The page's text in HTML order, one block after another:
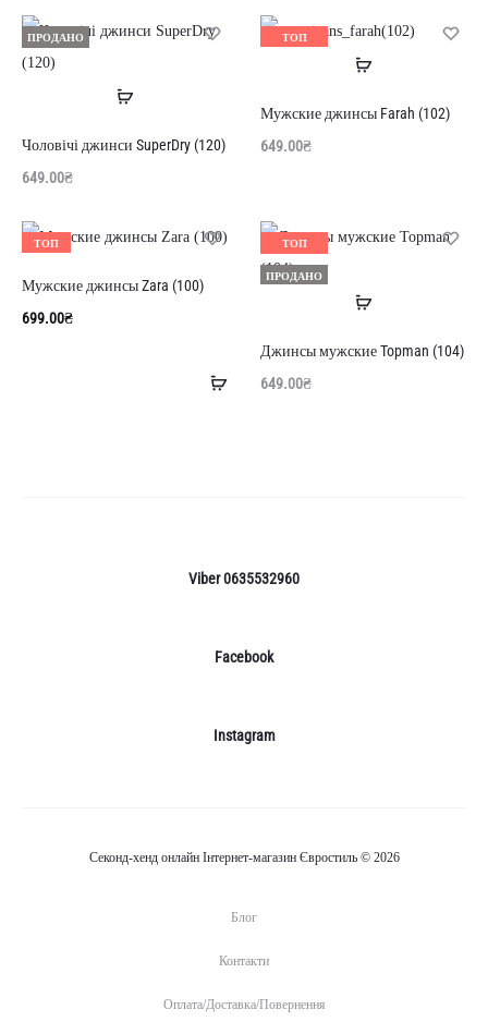
ПРОДАНО
Читати
Чоловічі джинси SuperDry (120)
649.00₴
ТОП
Читати
Мужские джинсы Farah (102)
649.00₴
ТОП
Додати
Мужские джинсы Zara (100)
699.00₴
ТОП
ПРОДАНО
Читати
Джинсы мужские Topman (104)
649.00₴
Viber 0635532960
Facebook
Instagram
Секонд-хенд онлайн Інтернет-магазин Євростиль © 2026
Блог
Контакти
Оплата/Доставка/Повернення